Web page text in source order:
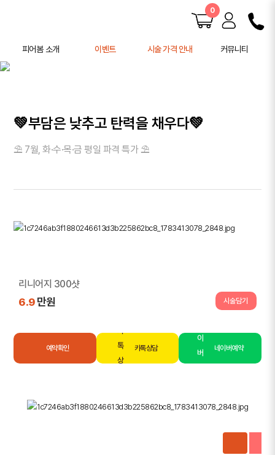
0
피어봄 소개 이벤트 시술 가격 안내 커뮤니티
💚부담은 낮추고 탄력을 채우다💚
⛱️ 7월, 화·수·목·금 평일 파격 특가 ⛱️
리니어지 300샷
6.9 만원 시술담기
예약확인 카톡상담 네이버예약